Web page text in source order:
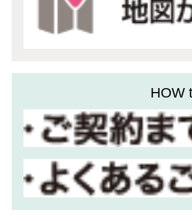
HOW